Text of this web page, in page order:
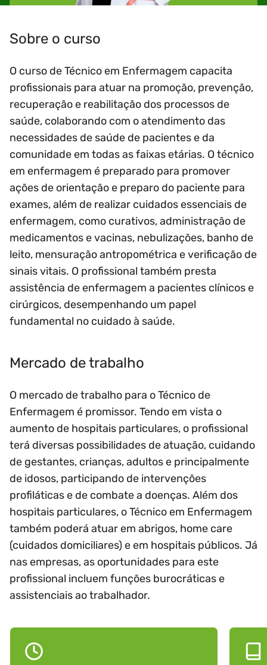
Sobre o curso
O curso de Técnico em Enfermagem capacita
profissionais para atuar na promoção, prevenção,
recuperação e reabilitação dos processos de
saúde, colaborando com o atendimento das
necessidades de saúde de pacientes e da
comunidade em todas as faixas etárias. O técnico
em enfermagem é preparado para promover
ações de orientação e preparo do paciente para
exames, além de realizar cuidados essenciais de
enfermagem, como curativos, administração de
medicamentos e vacinas, nebulizações, banho de
leito, mensuração antropométrica e verificação de
sinais vitais. O profissional também presta
assistência de enfermagem a pacientes clínicos e
cirúrgicos, desempenhando um papel
fundamental no cuidado à saúde.
Mercado de trabalho
O mercado de trabalho para o Técnico de
Enfermagem é promissor. Tendo em vista o
aumento de hospitais particulares, o profissional
terá diversas possibilidades de atuação, cuidando
de gestantes, crianças, adultos e principalmente
de idosos, participando de intervenções
profiláticas e de combate a doenças. Além dos
hospitais particulares, o Técnico em Enfermagem
também poderá atuar em abrigos, home care
(cuidados domiciliares) e em hospitais públicos. Já
nas empresas, as oportunidades para este
profissional incluem funções burocráticas e
assistenciais ao trabalhador.